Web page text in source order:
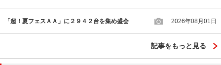
「超！夏フェスＡＡ」に２９４２台を集め盛会 2026年08月01日
記事をもっと見る